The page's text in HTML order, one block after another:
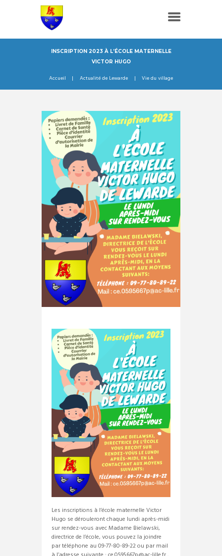
INSCRIPTION 2023 À L’ÉCOLE MATERNELLE
VICTOR HUGO
Accueil Actualité de Lewarde Vie du village
Les inscriptions à l’école maternelle Victor
Hugo se dérouleront chaque lundi après-midi
sur rendez-vous avec Madame Bielawski,
directrice de l’école, vous pouvez la joindre
par téléphone au 09-77-80-89-22 ou par mail